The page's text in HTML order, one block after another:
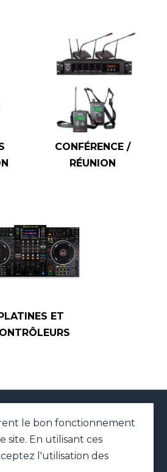
CONFÉRENCE /
RÉUNION
ET
79 41 42 01
LÉGALES
DU SITE
le bon fonctionnement
site. En utilisant ces
l'utilisation des